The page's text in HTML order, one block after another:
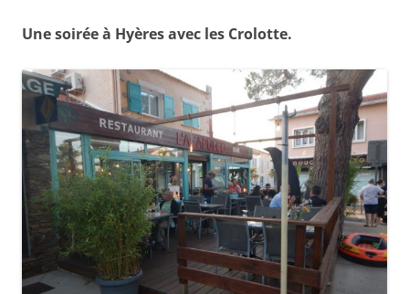
Une soirée à Hyères avec les Crolotte.